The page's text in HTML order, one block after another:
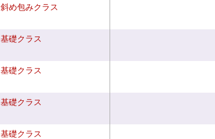
斜め包みクラス
基礎クラス
基礎クラス
基礎クラス
基礎クラス